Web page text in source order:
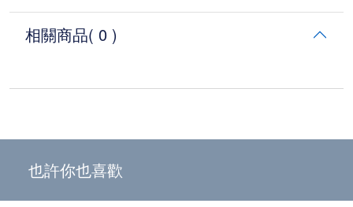
相關商品( 0 )
也許你也喜歡